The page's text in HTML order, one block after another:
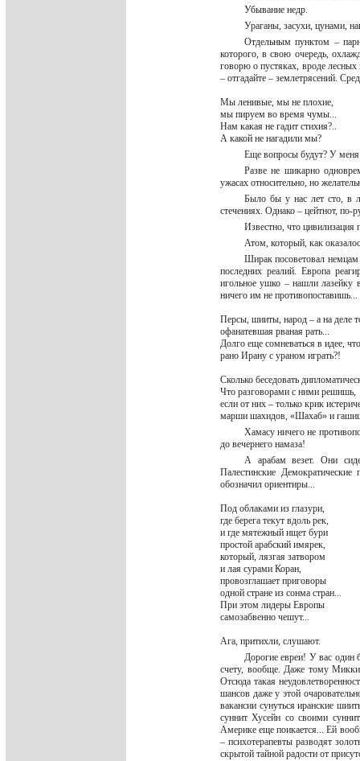
Убывание недр.
Ураганы, засухи, цунами,
Отдельным пунктом –
которого, в свою очередь,
говорю о пустяках, вроде лесных
– отгадайте – землетрясений.
Мы ленивые, мы не плохие,
мы пируем во время чумы...
Нам какая не гадит стихия?..
А какой не нагадили мы?
Еще вопросы будут? У
Разве не шикарно
ужасах относительно, но
Было бы у нас лет сто, в
стечениях. Однако – цейтнот, по-
Известно, что
Атом, который, как
Ширак посоветовал немцам
последних реалий. Европа
игольное ушко – нашли лазейку
ничего им не противопоставишь...
Персы, шииты, народ – а на деле
офанатевшая рваная рать...
Долго еще сомневаться в идее, что
рано Ирану с ураном играть?!
Сколько беседовать
Что разговорами с ними решишь,
если от них – только крик
марши шахидов, «Шахаб» и
Хамасу ничего не
до вечернего намаза!
А арабам везет. Они
Палестинские
обозначил ориентиры...
Под облаками из глазури,
где берега текут вдоль рек,
и где мятежный ищет бури
простой арабский имярек,
который, лязгая затвором
и лая сурами Коран,
провозглашает приговоры
одной стране из сонма стран...
При этом лидеры Европы
самозабвенно чешут...
Ага, притихли, слушают.
Дорогие евреи! У вас
счету, вообще. Даже тому
Отсюда такая
шансов даже у этой
вакансии сунуться иранские
суннит Хусейн со своими
Америке еще поикается... Ей
– психотерапевты разводят
скрытой тайной радости от